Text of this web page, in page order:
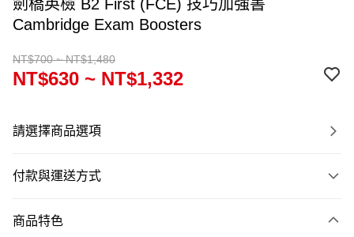
劍橋英檢 B2 First (FCE) 技巧加強書
Cambridge Exam Boosters
NT$700 ~ NT$1,480
NT$630 ~ NT$1,332
請選擇商品選項
付款與運送方式
信用卡一次付款
商品特色